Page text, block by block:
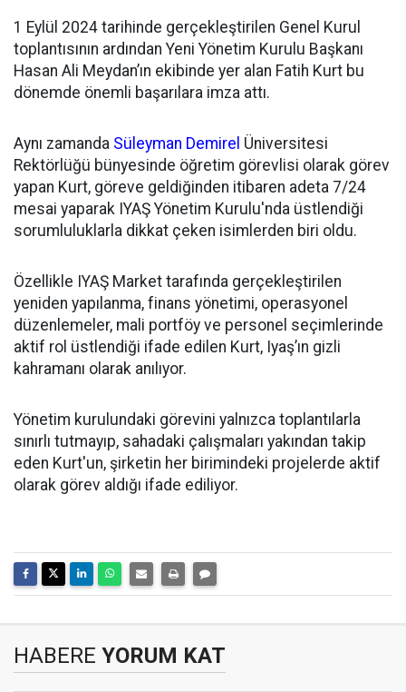
1 Eylül 2024 tarihinde gerçekleştirilen Genel Kurul
toplantısının ardından Yeni Yönetim Kurulu Başkanı
Hasan Ali Meydan’ın ekibinde yer alan Fatih Kurt bu
dönemde önemli başarılara imza attı.
Aynı zamanda Süleyman Demirel Üniversitesi
Rektörlüğü bünyesinde öğretim görevlisi olarak görev
yapan Kurt, göreve geldiğinden itibaren adeta 7/24
mesai yaparak IYAŞ Yönetim Kurulu'nda üstlendiği
sorumluluklarla dikkat çeken isimlerden biri oldu.
Özellikle IYAŞ Market tarafında gerçekleştirilen
yeniden yapılanma, finans yönetimi, operasyonel
düzenlemeler, mali portföy ve personel seçimlerinde
aktif rol üstlendiği ifade edilen Kurt, Iyaş’ın gizli
kahramanı olarak anılıyor.
Yönetim kurulundaki görevini yalnızca toplantılarla
sınırlı tutmayıp, sahadaki çalışmaları yakından takip
eden Kurt'un, şirketin her birimindeki projelerde aktif
olarak görev aldığı ifade ediliyor.
HABERE YORUM KAT